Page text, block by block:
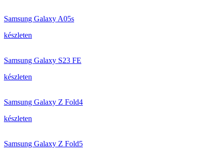
Samsung Galaxy A05s
készleten
Samsung Galaxy S23 FE
készleten
Samsung Galaxy Z Fold4
készleten
Samsung Galaxy Z Fold5